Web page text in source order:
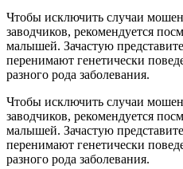
Чтобы исключить случаи
заводчиков, рекомендуется
малышей. Зачастую
перенимают генетически
разного рода заболевания.
Чтобы исключить случаи
заводчиков, рекомендуется
малышей. Зачастую
перенимают генетически
разного рода заболевания.